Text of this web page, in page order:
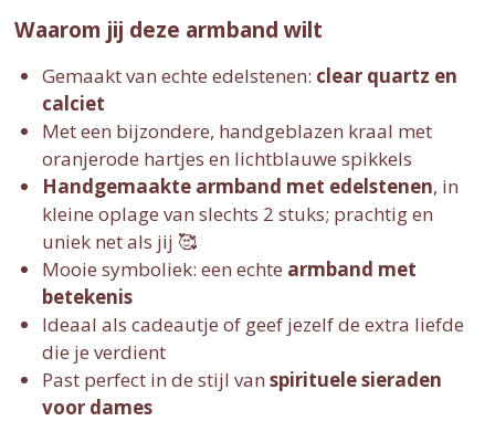
Waarom jij deze armband wilt
Gemaakt van echte edelstenen: clear quartz en
calciet
Met een bijzondere, handgeblazen kraal met
oranjerode hartjes en lichtblauwe spikkels
Handgemaakte armband met edelstenen, in
kleine oplage van slechts 2 stuks; prachtig en
uniek net als jij 🥰
Mooie symboliek: een echte armband met
betekenis
Ideaal als cadeautje of geef jezelf de extra liefde
die je verdient
Past perfect in de stijl van spirituele sieraden
voor dames